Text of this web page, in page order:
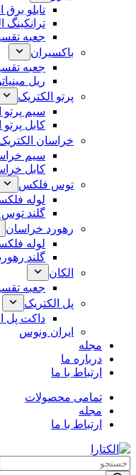
تابلو برق
ترانکینگ
جعبه
باکسیران
جعبه
ریل
پرتو الکتریک
سیم پرتو
کابل پرتو
خراسان
سیم
کابل
توس فلکس
لوله
گلند
رهورد خراسان
لوله
گلند
الکان
جعبه
پل الکتریک
داکت پل
ایران ونوس
مجله
درباره ما
ارتباط با ما
تمامی محصولات
مجله
ارتباط با ما